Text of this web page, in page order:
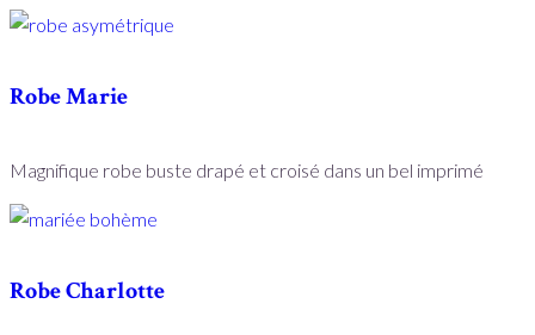
Robe Marie
Magnifique robe buste drapé et croisé dans un bel imprimé
Robe Charlotte